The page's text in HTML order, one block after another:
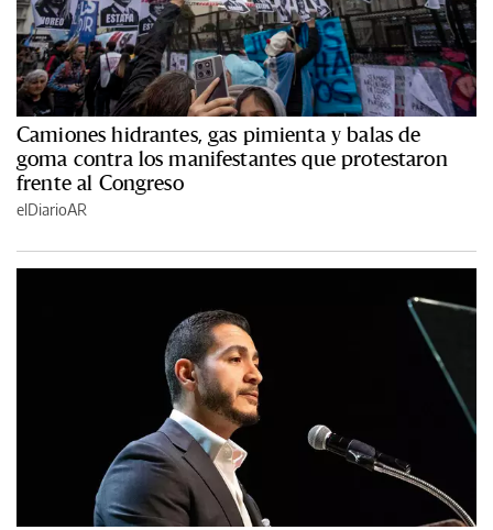
Camiones hidrantes, gas pimienta y balas de
goma contra los manifestantes que protestaron
frente al Congreso
elDiarioAR